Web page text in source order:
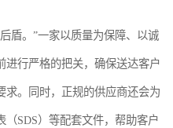
盾。”一家以质量为保障、以诚
进行严格的把关，确保送达客户
求。同时，正规的供应商还会为
SDS）等配套文件，帮助客户